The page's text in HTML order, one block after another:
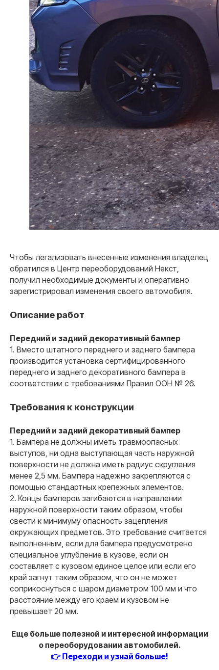
Чтобы легализовать внесенные изменения владелец
обратился в Центр переоборудований Некст,
получил необходимые документы и оперативно
зарегистрировал изменения своего автомобиля.
Описание работ
Передний и задний декоративный бампер
1. Вместо штатного переднего и заднего бампера
производится установка сертифицированного
переднего и заднего декоративного бампера в
соответствии с требованиями Правил ООН № 26.
Требования к конструкции
Передний и задний декоративный бампер
1. Бампера не должны иметь травмоопасных
выступов, ни одна выступающая часть наружной
поверхности не должна иметь радиус скругления
менее 2,5 мм. Бампера надежно закрепляются с
помощью стандартных крепежных элементов.
2. Концы бамперов загибаются в направлении
наружной поверхности таким образом, чтобы
свести к минимуму опасность зацепления
окружающих предметов. Это требование считается
выполненным, если для бампера предусмотрено
специальное углубление в кузове, если он
составляет с кузовом единое целое или если его
край загнут таким образом, что он не может
соприкоснуться с шаром диаметром 100 мм и что
расстояние между его краем и кузовом не
превышает 20 мм.
Еще больше полезной и интересной информации
о переоборудовании автомобилей.
👉 Переходи и узнай больше!
Оперативная поддержка
+40
специалистов
04
Лаборатория с гос.
аккредитацией
У нас своя собственная аккредитованная
лаборатория. Это позволяет сохранить низкую цену
для наших клиентов и высокую скорость выдачи
документов.
03
Остались вопросы?
свяжемся с вами в ближайшее
время
Ваш номер
+7
Ваш вопрос
Я даю согласие на обработку
Оставить заявку
Полина Скрынник
Ксения Киселева
Александр Литомин
Валерий Овчинников
Евгений Коптяев
Зимин Владислав
ООО "Центр переоборудований"